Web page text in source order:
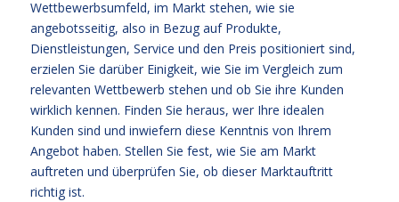
Wettbewerbsumfeld, im Markt stehen, wie sie
angebotsseitig, also in Bezug auf Produkte,
Dienstleistungen, Service und den Preis positioniert sind,
erzielen Sie darüber Einigkeit, wie Sie im Vergleich zum
relevanten Wettbewerb stehen und ob Sie ihre Kunden
wirklich kennen. Finden Sie heraus, wer Ihre idealen
Kunden sind und inwiefern diese Kenntnis von Ihrem
Angebot haben. Stellen Sie fest, wie Sie am Markt
auftreten und überprüfen Sie, ob dieser Marktauftritt
richtig ist.